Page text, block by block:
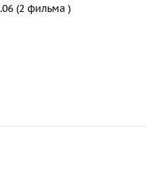
(2 фильма )